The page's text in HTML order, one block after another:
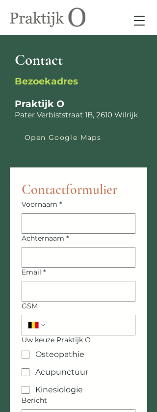
Contact
Bezoekadres
Praktijk O
Pater Verbiststraat 1B, 2610 Wilrijk
Open Google Maps
Contactformulier
Voornaam *
Achternaam *
Email *
GSM
Uw keuze Praktijk O
Osteopathie
Acupunctuur
Kinesiologie
Bericht